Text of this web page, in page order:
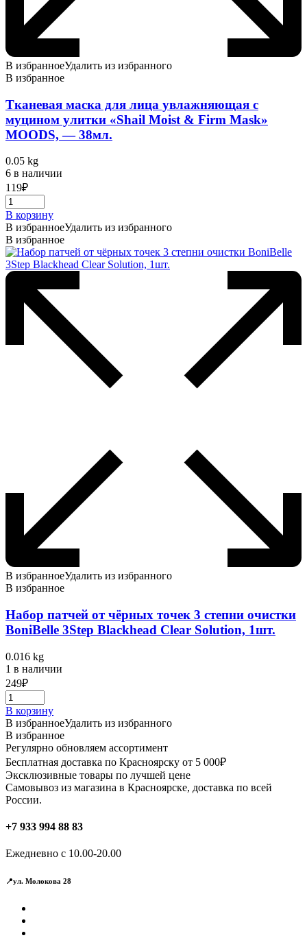
В избранноеУдалить из избранного
В избранное
Тканевая маска для лица увлажняющая с
муцином улитки «Shail Moist & Firm Mask»
MOODS, — 38мл.
0.05 kg
6 в наличии
119₽
В корзину
В избранноеУдалить из избранного
В избранное
В избранноеУдалить из избранного
В избранное
Набор патчей от чёрных точек 3 степни очистки
BoniBelle 3Step Blackhead Clear Solution, 1шт.
0.016 kg
1 в наличии
249₽
В корзину
В избранноеУдалить из избранного
В избранное
Регулярно обновляем ассортимент
Бесплатная доставка по Красноярску от 5 000₽
Эксклюзивные товары по лучшей цене
Самовывоз из магазина в Красноярске, доставка по всей
России.
+7 933 994 88 83
Ежедневно с 10.00-20.00
📍ул. Молокова 28